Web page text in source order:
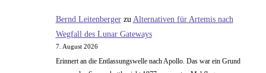
Bernd Leitenbergerzu Alternativen für Artemis nach
Wegfall des Lunar Gateways
7. August 2026
Erinnert an die Entlassungswelle nach Apollo. Das war ein Grund